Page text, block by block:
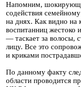
Напомним,
содействия
на днях. Как видно на
воспитанниц жестоко
— таскает за волосы,
лицу. Все это
и криками
По данному факту
области проводится